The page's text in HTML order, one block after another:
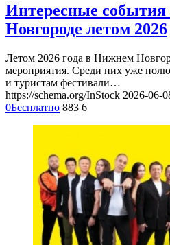
Интересные
Новгороде летом 2026
Летом 2026 года в Нижнем
мероприятия. Среди них уже
и туристам фестивали…
https://schema.org/InStock 2026-06-
0Бесплатно 883 6